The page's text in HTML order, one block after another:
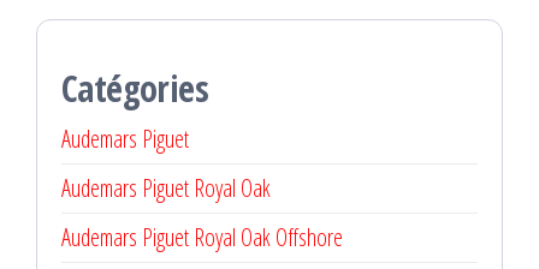
Catégories
Audemars Piguet
Audemars Piguet Royal Oak
Audemars Piguet Royal Oak Offshore